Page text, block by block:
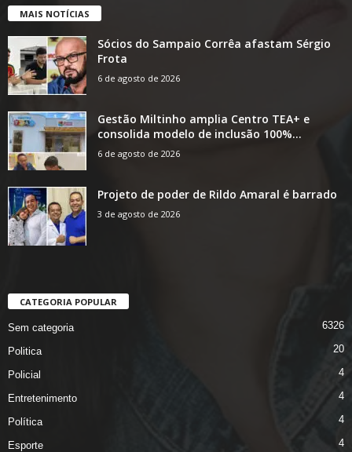
MAIS NOTÍCIAS
Sócios do Sampaio Corrêa afastam Sérgio
Frota
6 de agosto de 2026
Gestão Miltinho amplia Centro TEA+ e
consolida modelo de inclusão 100%...
6 de agosto de 2026
Projeto de poder de Rildo Amaral é barrado
3 de agosto de 2026
CATEGORIA POPULAR
Sem categoria 6326
Politica 20
Policial 4
Entretenimento 4
Política 4
Esporte 4